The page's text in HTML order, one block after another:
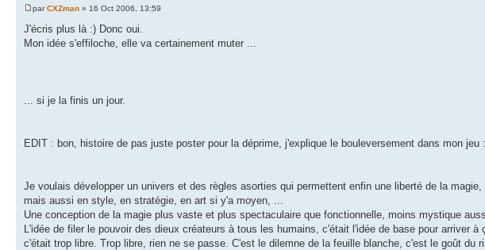
parCXZman » 16 Oct 2006, 13:59
J'écris plus là :) Donc oui.
Mon idée s'effiloche, elle va certainement muter ...
... si je la finis un jour.
EDIT : bon, histoire de pas juste poster pour la déprime, j'explique le bouleversement dans mon jeu :
Je voulais développer un univers et des règles asorties qui permettent enfin une liberté de la
mais aussi en style, en stratégie, en art si y'a moyen, ...
Une conception de la magie plus vaste et plus spectaculaire que fonctionnelle, moins mystique
L'idée de filer le pouvoir des dieux créateurs à tous les humains, c'était l'idée de base pour arriver
c'était trop libre. Trop libre, rien ne se passe. C'est le dilemne de la feuille blanche, c'est le goût